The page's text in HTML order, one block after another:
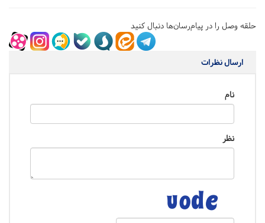
حلقه وصل را در پیام‌رسان‌ها دنبال کنید
ارسال نظرات
نام
نظر